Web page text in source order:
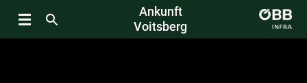
Ankunft
Voitsberg